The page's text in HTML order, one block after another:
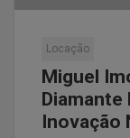
Locação
Miguel
Diamante
Inovação